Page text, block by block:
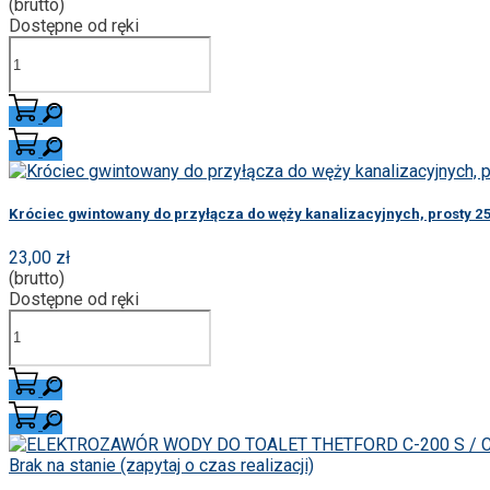
(brutto)
Dostępne od ręki
Króciec gwintowany do przyłącza do węży kanalizacyjnych, prosty
23,00 zł
(brutto)
Dostępne od ręki
Brak na stanie (zapytaj o czas realizacji)